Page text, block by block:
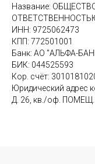
Название:
ИНН: 9725062473
КПП: 772501001
Банк: АО "АЛЬФА-
БИК: 044525593
Кор. счёт:
Юридический адрес
Д. 26, кв./оф. ПОМЕЩ.